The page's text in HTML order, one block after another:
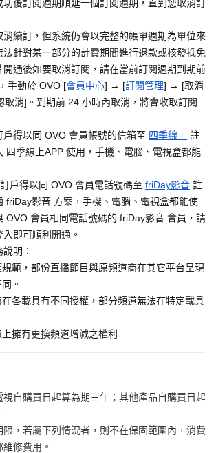
功後訂閱週期順延一個訂閱週期，直到您取消訂
消續訂，但系統仍會以完整的帳單週期為單位來
法針對某一部分的計費期間進行退款或核發抵免
開通後如要取消訂閱，請在當前訂閱週期到期前
手動於 OVO [會員中心] → [訂閱管理] → [取消
消]。到期前 24 小時內取消，將會收取訂閱
戶得以同 OVO 會員帳號的信箱至 四季線上 註
四季線上APP 使用，手機、電腦、電視盒都能
戶得以同 OVO 會員電話號碼至 friDay影音 註
friDay影音 方案，手機、電腦、電視盒都能使
OVO 會員相同電話號碼的 friDay影音 會員，請
即可順利開通。
明：
規範，部份直播節目與原頻道商在其它平台呈現
。
各載具有不同授權，部分頻道無法在特定載具
上擁有更換頻道增減之權利
視自購買日起算為期三年；其他產品自購買日起
限，若屬下列情況者，則不在保固範圍內，消費
修費用。